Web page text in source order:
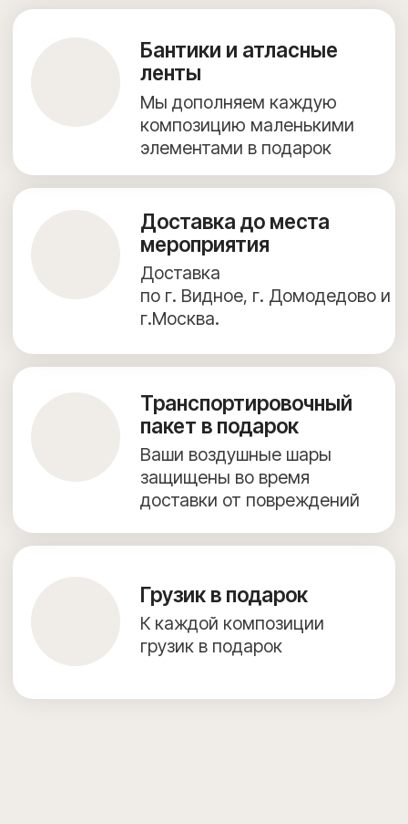
КАТАЛОГ ВОЗДУШНЫХ ШАРОВ
ДОСТАВКА И ОПЛАТА
КОНТАКТЫ
+7 (967) 271-77-21
г. Видное, Олимпийская улица, 6, 9 этаж, помещение 82
Согласие на обработку персональных данных
Создание сайта — julidesign
ОБО МНЕ
Предложение на сайте не является публичной офертой.